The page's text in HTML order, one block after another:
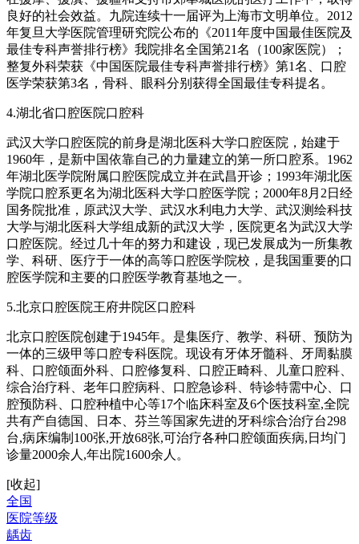
良好的社会效益。九院连续十一届评为上海市文明单位。2012
年复旦大学医院管理研究院公布的《2011年度中国最佳医院及
最佳专科声誉排行榜》我院排名全国第21名（100家医院）；
整复外科荣获《中国医院最佳专科声誉排行榜》第1名、口腔
医学荣获第3名，骨科、眼科分别获得全国最佳专科提名。
4.湖北省口腔医院口腔科
武汉大学口腔医院的前身是湖北医科大学口腔医院，始建于
1960年，是新中国依靠自己的力量建立的第一所口腔系。1962
年湖北医学院附属口腔医院成立并在武昌开诊；1993年湖北医
学院口腔系更名为湖北医科大学口腔医学院；2000年8月2日经
国务院批准，原武汉大学、武汉水利电力大学、武汉测绘科技
大学与湖北医科大学组成新的武汉大学，医院更名为武汉大学
口腔医院。经过几十年的努力和建设，现已发展成为一所集教
学、科研、医疗于一体的高等口腔医学院校，是我国重要的口
腔医学院和主要的口腔医学教育基地之一。
5.北京口腔医院王府井院区口腔科
北京口腔医院创建于1945年。是集医疗、教学、科研、预防为
一体的三级甲等口腔专科医院。现设有牙体牙髓科、牙周黏膜
科、口腔颌面外科、口腔修复科、口腔正畸科、儿童口腔科、
综合治疗科、老年口腔病科、口腔急诊科、特诊特需中心、口
腔预防科、口腔种植中心等17个临床科室及6个医技科室,全院
共有产自德国、日本、芬兰等国家先进的牙科综合治疗台298
台,病床编制100张,开放68张,可治疗各种口腔颌面疾病,日均门
诊量2000余人,年出院1600余人。
[收起]
全国
医院等级
龋齿